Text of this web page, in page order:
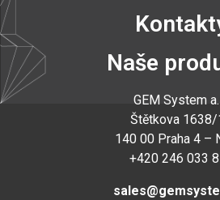
Naše
GEM System
Štětkova 1638/
140 00 Praha 4 –
+420 246 033